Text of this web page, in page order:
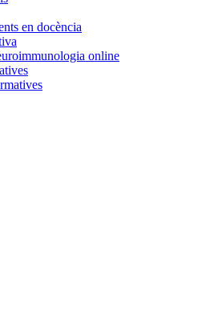
en docència
online